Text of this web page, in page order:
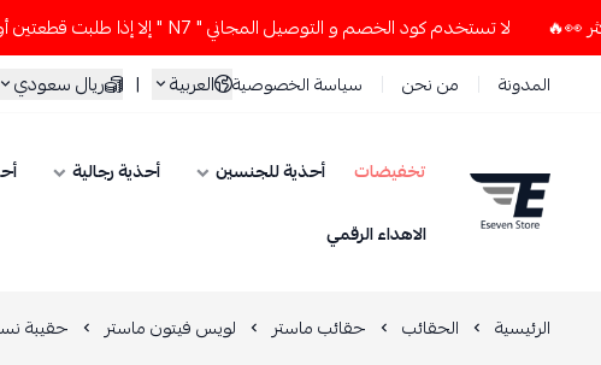
لا تستخدم كود الخصم و التوصيل المجاني " N7 " إلا إذا طلبت قطعتين أو أكثر 👀🔥
المدونة من نحن سياسة الخصوصية العربية | ريال سعودي
ESEVEN STORE
تخفيضات أحذية للجنسين أحذية رجالية
الاهداء الرقمي
الرئيسية الحقائب حقائب ماستر لويس فيتون ماستر حقيبة